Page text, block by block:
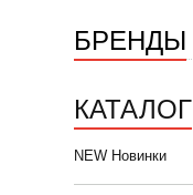
БРЕНДЫ
КАТАЛОГ
NEW Новинки